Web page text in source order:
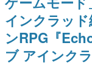
日本の
画です
日本
日本の
ルを網
解説を
インクラッ
ンRPG『
ブ アインク